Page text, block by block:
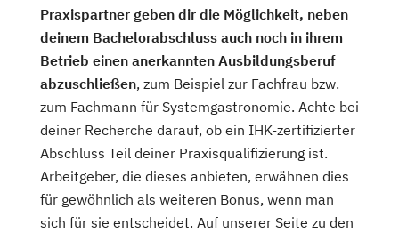
Praxispartner geben dir die Möglichkeit, neben
deinem Bachelorabschluss auch noch in ihrem
Betrieb einen anerkannten Ausbildungsberuf
abzuschließen, zum Beispiel zur Fachfrau bzw.
zum Fachmann für Systemgastronomie. Achte bei
deiner Recherche darauf, ob ein IHK-zertifizierter
Abschluss Teil deiner Praxisqualifizierung ist.
Arbeitgeber, die dieses anbieten, erwähnen dies
für gewöhnlich als weiteren Bonus, wenn man
sich für sie entscheidet. Auf unserer Seite zu den